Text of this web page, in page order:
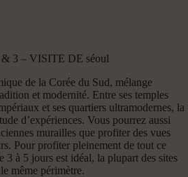
& 3 – VISITE DE séoul
de la Corée du Sud, mélange
et modernité. Entre ses temples
et ses quartiers ultramodernes, la
d’expériences. Vous pourrez aussi
murailles que profiter des vues
Pour profiter pleinement de tout ce
3 à 5 jours est idéal, la plupart des sites
même périmètre.